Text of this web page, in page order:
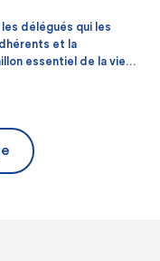
délégués qui les
et la
essentiel de la vie